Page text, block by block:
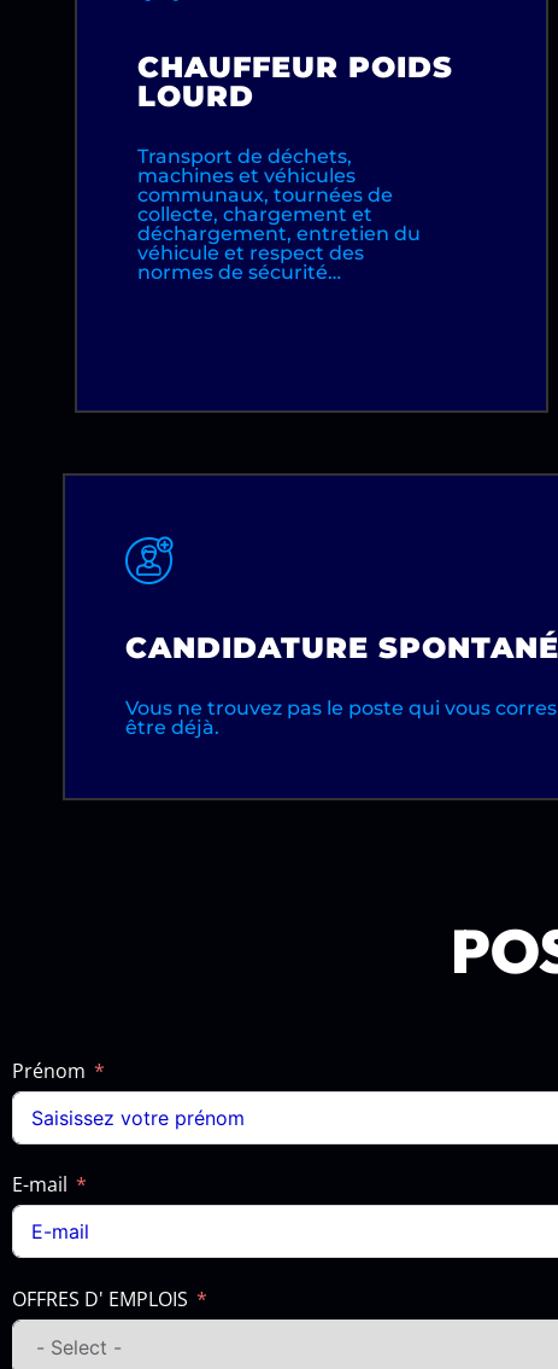
CHAUFFEUR POIDS
LOURD
Transport de déchets,
machines et véhicules
communaux, tournées de
collecte, chargement et
déchargement, entretien du
véhicule et respect des
normes de sécurité…
CANDIDATURE
Vous ne trouvez pas le poste qui vous
être déjà.
Prénom
E-mail
OFFRES D' EMPLOIS